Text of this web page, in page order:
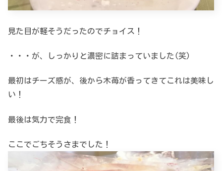
見た目が軽そうだったのでチョイス！
・・・が、しっかりと濃密に詰まっていました(笑)
最初はチーズ感が、後から木苺が香ってきてこれは美味し
い！
最後は気力で完食！
ここでごちそうさまでした！